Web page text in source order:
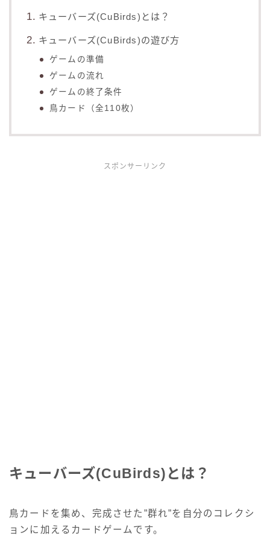
キューバーズ(CuBirds)とは？
キューバーズ(CuBirds)の遊び方
ゲームの準備
ゲームの流れ
ゲームの終了条件
鳥カード（全110枚）
スポンサーリンク
キューバーズ(CuBirds)とは？
鳥カードを集め、完成させた”群れ”を自分のコレクシ
ョンに加えるカードゲームです。